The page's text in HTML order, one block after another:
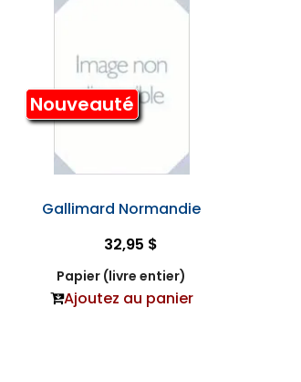
Nouveauté
Gallimard Normandie
32,95 $
Papier (livre entier)
Ajoutez au panier